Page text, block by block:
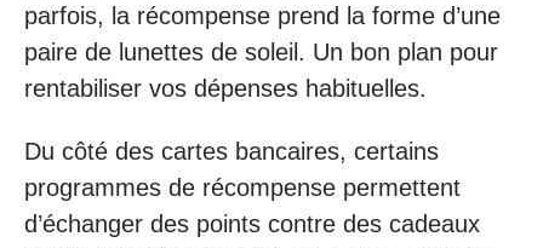
parfois, la récompense prend la forme d’une
paire de lunettes de soleil. Un bon plan pour
rentabiliser vos dépenses habituelles.
Du côté des cartes bancaires, certains
programmes de récompense permettent
d’échanger des points contre des cadeaux